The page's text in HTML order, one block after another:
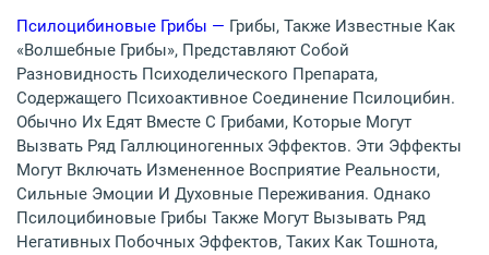
Псилоцибиновые Грибы — Грибы, Также Известные Как
«волшебные Грибы», Представляют Собой
Разновидность Психоделического Препарата,
Содержащего Психоактивное Соединение Псилоцибин.
Обычно Их Едят Вместе С Грибами, Которые Могут
Вызвать Ряд Галлюциногенных Эффектов. Эти Эффекты
Могут Включать Измененное Восприятие Реальности,
Сильные Эмоции И Духовные Переживания. Однако
Псилоцибиновые Грибы Также Могут Вызывать Ряд
Негативных Побочных Эффектов, Таких Как Тошнота,